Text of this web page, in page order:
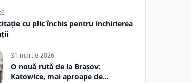
cu plic închis pentru inchirierea
31 martie 2026
O nouă rută de la Brașov:
Katowice, mai aproape de